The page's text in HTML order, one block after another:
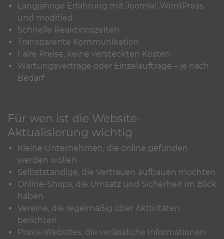
Langjährige Erfahrung mit Joomla!, WordPress
und modified
Schnelle Reaktionszeiten
Transparente Kommunikation
Faire Preise, keine versteckten Kosten
Wartungsverträge oder Einzelaufträge – je nach
Bedarf
Für wen ist die Website-
Aktualisierung wichtig
Kleine Unternehmen, die online gefunden
werden wollen
Selbstständige, die Vertrauen aufbauen möchten
Online-Shops, die Umsatz und Sicherheit im Blick
haben
Vereine, die regelmäßig über Aktivitäten
berichten
Praxis-Websites, die verlässliche Informationen